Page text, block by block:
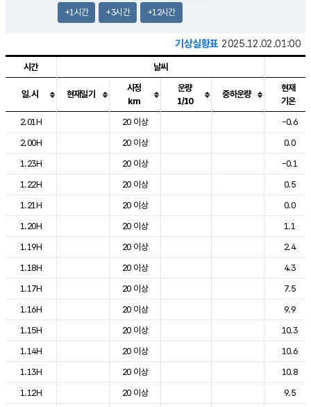
+1시간 +3시간 +12시간
기상실황표 2025.12.02.01:00
도시별 기상실황표로 지점, 날씨, 기온, 강수, 바람, 기압등을 안내한 표입
시간 날씨
일.시 현재일기
시정
km
운량
1/10
중하운량
현재
기온
2.01H
20 이상
-0.6
2.00H
20 이상
0.0
1.23H
20 이상
-0.1
1.22H
20 이상
0.5
1.21H
20 이상
0.0
1.20H
20 이상
1.1
1.19H
20 이상
2.4
1.18H
20 이상
4.3
1.17H
20 이상
7.5
1.16H
20 이상
9.9
1.15H
20 이상
10.3
1.14H
20 이상
10.6
1.13H
20 이상
10.8
1.12H
20 이상
9.5